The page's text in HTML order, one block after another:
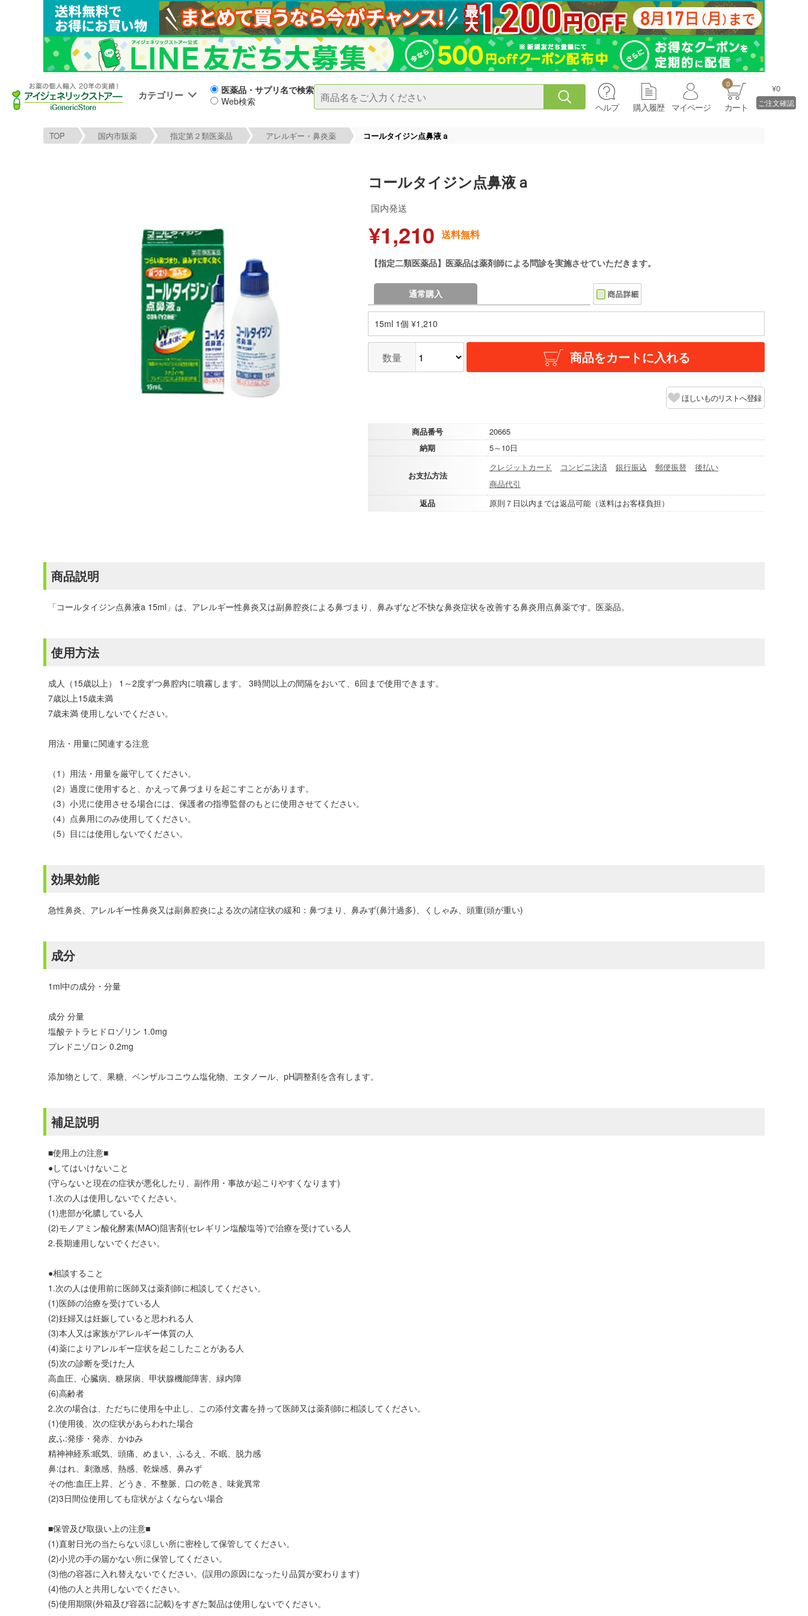
カテゴリー
医薬品・サプリ名で検索
Web検索
ヘルプ 購入履歴 マイページ
0
カート
¥0
ご注文確認
TOP 国内市販薬 指定第２類医薬品 アレルギー・鼻炎薬 コールタイジン点鼻液ａ
コールタイジン点鼻液ａ
国内発送
¥1,210 送料無料
【指定二類医薬品】医薬品は薬剤師による問診を実施させていただきます。
通常購入
15ml 1個 ¥1,210
数量 商品をカートに入れる
ほしいものリストへ登録
商品番号
20665
納期
5～10日
お支払方法
クレジットカード コンビニ決済 銀行振込 郵便振替
後払い
商品代引
返品
原則７日以内までは返品可能（送料はお客様負担）
商品説明
「コールタイジン点鼻液a 15ml」は、アレルギー性鼻炎又は副鼻腔炎による鼻づまり、鼻みずなど不快な鼻炎症状を改善する鼻炎用点鼻薬です。医薬品。
使用方法
成人（15歳以上） 1～2度ずつ鼻腔内に噴霧します。 3時間以上の間隔をおいて、6回まで使用できます。
7歳以上15歳未満
7歳未満 使用しないでください。
用法・用量に関連する注意
（1）用法・用量を厳守してください。
（2）過度に使用すると、かえって鼻づまりを起こすことがあります。
（3）小児に使用させる場合には、保護者の指導監督のもとに使用させてください。
（4）点鼻用にのみ使用してください。
（5）目には使用しないでください。
効果効能
急性鼻炎、アレルギー性鼻炎又は副鼻腔炎による次の諸症状の緩和：鼻づまり、鼻みず(鼻汁過多)、くしゃみ、頭重(頭が重い)
成分
1ml中の成分・分量
成分 分量
塩酸テトラヒドロゾリン 1.0mg
プレドニゾロン 0.2mg
添加物として、果糖、ベンザルコニウム塩化物、エタノール、pH調整剤を含有します。
補足説明
■使用上の注意■
●してはいけないこと
(守らないと現在の症状が悪化したり、副作用・事故が起こりやすくなります)
1.次の人は使用しないでください。
(1)患部が化膿している人
(2)モノアミン酸化酵素(MAO)阻害剤(セレギリン塩酸塩等)で治療を受けている人
2.長期連用しないでください。
●相談すること
1.次の人は使用前に医師又は薬剤師に相談してください。
(1)医師の治療を受けている人
(2)妊婦又は妊娠していると思われる人
(3)本人又は家族がアレルギー体質の人
(4)薬によりアレルギー症状を起こしたことがある人
(5)次の診断を受けた人
高血圧、心臓病、糖尿病、甲状腺機能障害、緑内障
(6)高齢者
2.次の場合は、ただちに使用を中止し、この添付文書を持って医師又は薬剤師に相談してください。
(1)使用後、次の症状があらわれた場合
皮ふ:発疹・発赤、かゆみ
精神神経系:眠気、頭痛、めまい、ふるえ、不眠、脱力感
鼻:はれ、刺激感、熱感、乾燥感、鼻みず
その他:血圧上昇、どうき、不整脈、口の乾き、味覚異常
(2)3日間位使用しても症状がよくならない場合
■保管及び取扱い上の注意■
(1)直射日光の当たらない涼しい所に密栓して保管してください。
(2)小児の手の届かない所に保管してください。
(3)他の容器に入れ替えないでください。(誤用の原因になったり品質が変わります)
(4)他の人と共用しないでください。
(5)使用期限(外箱及び容器に記載)をすぎた製品は使用しないでください。